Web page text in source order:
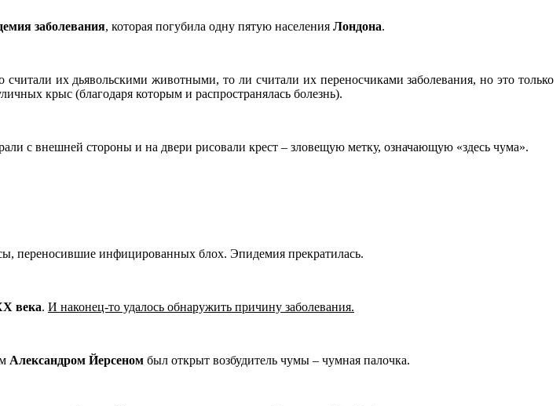
заболевания, которая погубила одну пятую населения Лондона.
их дьявольскими животными, то ли считали их переносчиками заболевания, но это только
крыс (благодаря которым и распространялась болезнь).
с внешней стороны и на двери рисовали крест – зловещую метку, означающую «здесь чума».
переносившие инфицированных блох. Эпидемия прекратилась.
века. И наконец-то удалось обнаружить причину заболевания.
Александром Йерсеномбыл открыт возбудитель чумы – чумная палочка.